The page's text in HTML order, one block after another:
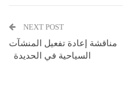
NEXT POST
مناقشة إعادة تفعيل المنشآت
السياحية في الحديدة